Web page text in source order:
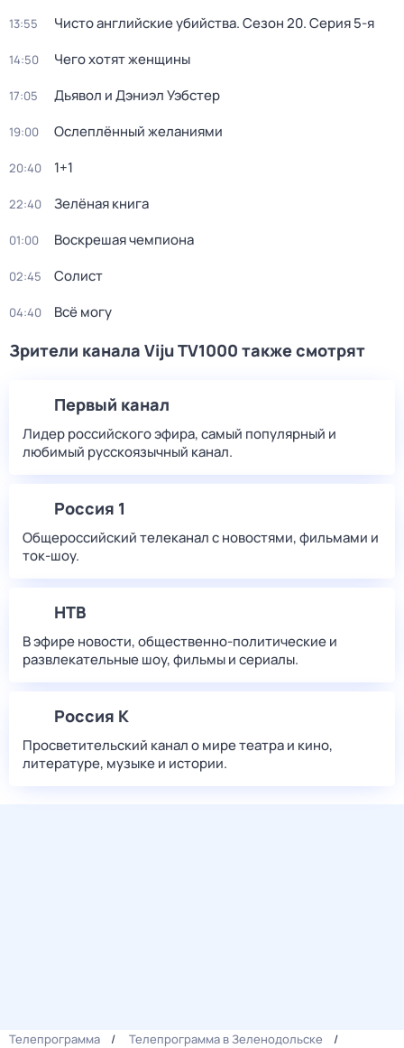
13:55 Чисто английские убийства. Сезон 20. Серия 5-я
14:50 Чего хотят женщины
17:05 Дьявол и Дэниэл Уэбстер
19:00 Ослеплённый желаниями
20:40 1+1
22:40 Зелёная книга
01:00 Воскрешая чемпиона
02:45 Солист
04:40 Всё могу
Зрители канала Viju TV1000 также смотрят
Первый канал
Лидер российского эфира, самый популярный и
любимый русскоязычный канал.
Россия 1
Общероссийский телеканал с новостями, фильмами и
ток-шоу.
НТВ
В эфире новости, общественно-политические и
развлекательные шоу, фильмы и сериалы.
Россия К
Просветительский канал о мире театра и кино,
литературе, музыке и истории.
Телепрограмма
Телепрограмма в Зеленодольске